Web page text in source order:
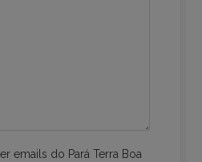
emails do Pará Terra Boa